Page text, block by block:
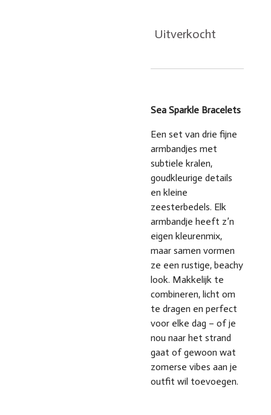
Uitverkocht
Sea Sparkle Bracelets
Een set van drie fijne
armbandjes met
subtiele kralen,
goudkleurige details
en kleine
zeesterbedels. Elk
armbandje heeft z’n
eigen kleurenmix,
maar samen vormen
ze een rustige, beachy
look. Makkelijk te
combineren, licht om
te dragen en perfect
voor elke dag – of je
nou naar het strand
gaat of gewoon wat
zomerse vibes aan je
outfit wil toevoegen.